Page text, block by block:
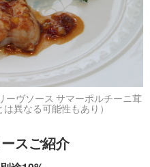
ーヴソース サマーポルチーニ茸
異なる可能性もあり）
スご紹介